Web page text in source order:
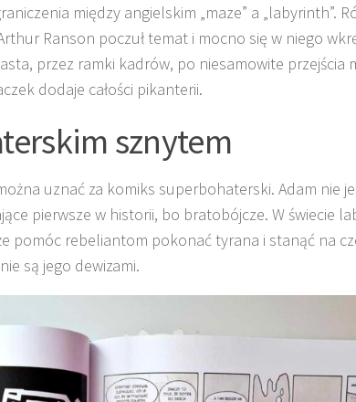
między angielskim „maze” a „labyrinth”.
Ranson poczuł temat i mocno się w niego
przez ramki kadrów, po niesamowite przejścia
dodaje całości pikanterii.
sznytem
uznać za komiks superbohaterski. Adam nie
pierwsze w historii, bo bratobójcze. W świecie
pomóc rebeliantom pokonać tyrana i stanąć na
są jego dewizami.